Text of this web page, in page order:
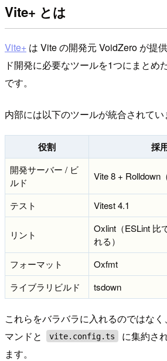
Vite+ とは
Vite+ は Vite の開発元 VoidZero が提
ド開発に必要なツールを1つにまとめ
です。
内部には以下のツールが統合されてい
役割 採
開発サーバー / ビ
ルド
Vite 8 + Rolldown
テスト Vitest 4.1
リント
Oxlint（ESLint 比
れる）
フォーマット
Oxfmt
ライブラリビルド
tsdown
これらをバラバラに入れるのではなく、
マンドと
vite.config.ts
に集約さ
ます。